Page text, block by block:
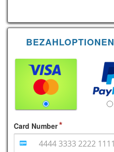
BEZAHLOPTIONEN
Card Number